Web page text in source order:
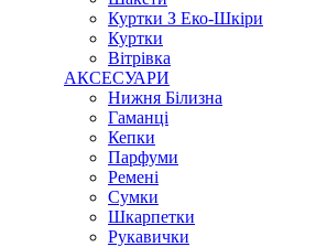
Куртки З Еко-Шкіри
Куртки
Вітрівка
АКСЕСУАРИ
Нижня Білизна
Гаманці
Кепки
Парфуми
Ремені
Сумки
Шкарпетки
Рукавички